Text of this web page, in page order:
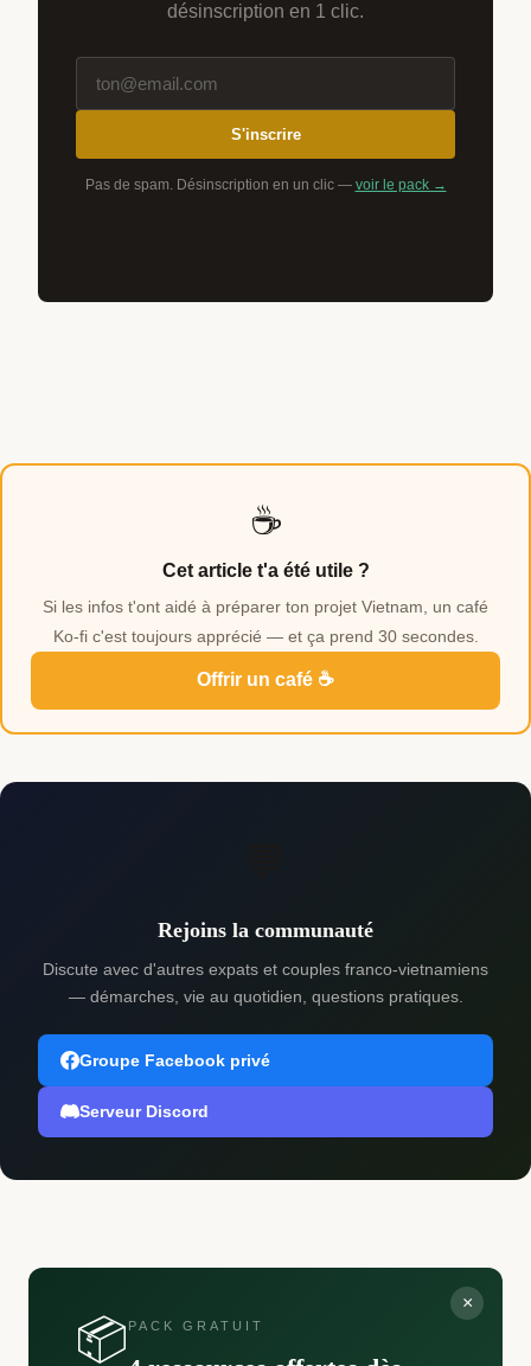
désinscription en 1 clic.
S'inscrire
Pas de spam. Désinscription en un clic — voir le pack →
☕
Cet article t'a été utile ?
Si les infos t'ont aidé à préparer ton projet Vietnam, un café
Ko-fi c'est toujours apprécié — et ça prend 30 secondes.
Offrir un café ☕
Rejoins la communauté
Discute avec d'autres expats et couples franco-vietnamiens
— démarches, vie au quotidien, questions pratiques.
Groupe Facebook privé
Serveur Discord
×
📦 PACK GRATUIT